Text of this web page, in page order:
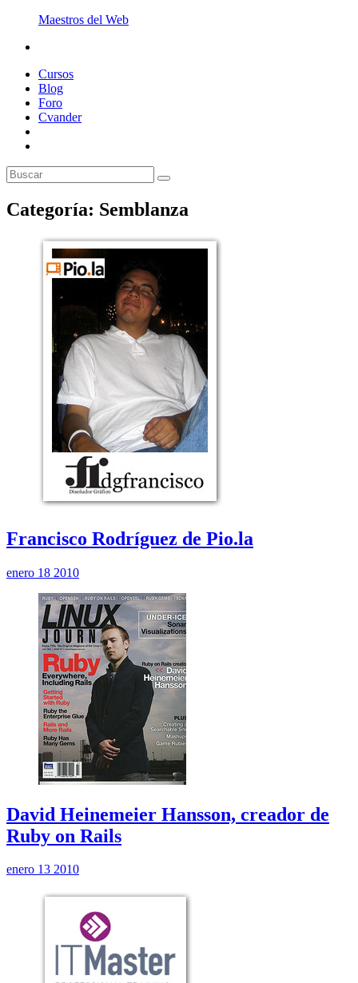
Maestros del Web
Cursos
Blog
Foro
Cvander
Categoría: Semblanza
Francisco Rodríguez de Pio.la
enero 18 2010
David Heinemeier Hansson, creador de
Ruby on Rails
enero 13 2010